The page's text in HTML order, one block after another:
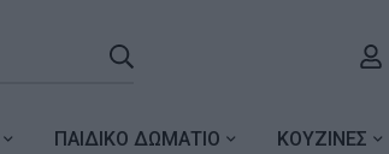
ΠΑΙΔΙΚΟ ΔΩΜΑΤΙΟ ΚΟΥΖΙΝΕΣ